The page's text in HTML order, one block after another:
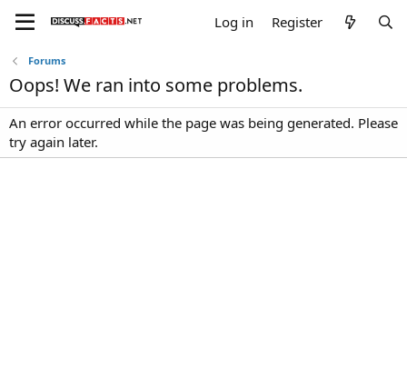
Log in Register
Forums
Oops! We ran into some problems.
An error occurred while the page was being generated. Please
try again later.